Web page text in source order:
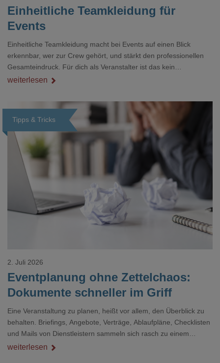
Einheitliche Teamkleidung für
Events
Einheitliche Teamkleidung macht bei Events auf einen Blick
erkennbar, wer zur Crew gehört, und stärkt den professionellen
Gesamteindruck. Für dich als Veranstalter ist das kein
Nebenthema: Bei Textilien mit Stickerei oder mehreren
weiterlesen
Tipps & Tricks
Loading...
Eventplanung ohne Zettelchaos:
Dokumente schneller im Griff
2. Juli 2026
Eine Veranstaltung zu planen, heißt vor allem, den Überblick zu
behalten. Briefings, Angebote, Verträge, Ablaufpläne, Checklisten
und Mails von Dienstleistern sammeln sich rasch zu einem
unübersichtlichen Stapel. Wer schon einmal kurz vor einem Event
weiterlesen